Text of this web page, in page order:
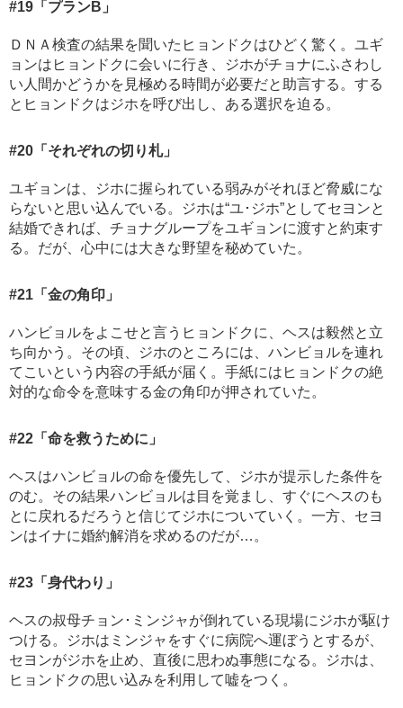
#19 「プランB」
ＤＮＡ検査の結果を聞いたヒョンドクはひどく驚く。ユギ
ョンはヒョンドクに会いに行き、ジホがチョナにふさわし
い人間かどうかを見極める時間が必要だと助言する。する
とヒョンドクはジホを呼び出し、ある選択を迫る。
#20 「それぞれの切り札」
ユギョンは、ジホに握られている弱みがそれほど脅威にな
らないと思い込んでいる。ジホは“ユ･ジホ”としてセヨンと
結婚できれば、チョナグループをユギョンに渡すと約束す
る。だが、心中には大きな野望を秘めていた。
#21 「金の角印」
ハンビョルをよこせと言うヒョンドクに、ヘスは毅然と立
ち向かう。その頃、ジホのところには、ハンビョルを連れ
てこいという内容の手紙が届く。手紙にはヒョンドクの絶
対的な命令を意味する金の角印が押されていた。
#22 「命を救うために」
ヘスはハンビョルの命を優先して、ジホが提示した条件を
のむ。その結果ハンビョルは目を覚まし、すぐにヘスのも
とに戻れるだろうと信じてジホについていく。一方、セヨ
ンはイナに婚約解消を求めるのだが…。
#23 「身代わり」
ヘスの叔母チョン･ミンジャが倒れている現場にジホが駆け
つける。ジホはミンジャをすぐに病院へ運ぼうとするが、
セヨンがジホを止め、直後に思わぬ事態になる。ジホは、
ヒョンドクの思い込みを利用して嘘をつく。